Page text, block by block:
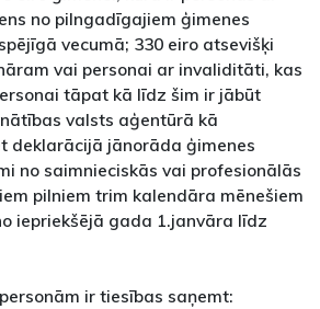
no pilngadīgajiem ģimenes
vecumā; 330 eiro atsevišķi
vai personai ar invaliditāti, kas
tāpat kā līdz šim ir jābūt
valsts aģentūrā kā
deklarācijā jānorāda ģimenes
no saimnieciskās vai profesionālās
pilniem trim kalendāra mēnešiem
iepriekšējā gada 1.janvāra līdz
ir tiesības saņemt: